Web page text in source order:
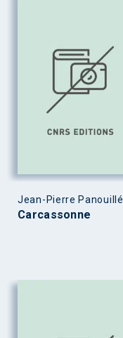
Jean-Pierre Panouillé
Carcassonne